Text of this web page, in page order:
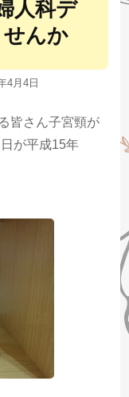
人科デ
んか
4月4日
皆さん子宮頸が
が平成15年